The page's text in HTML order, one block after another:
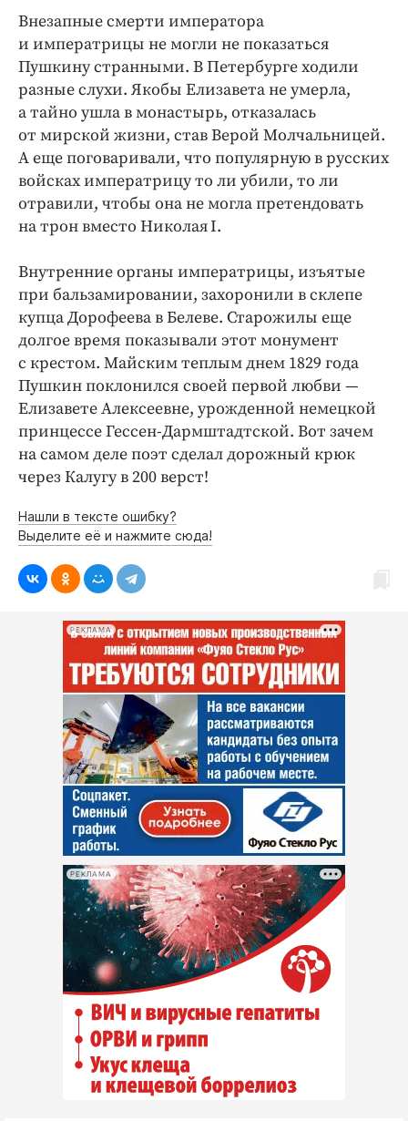
Внезапные смерти императора
и императрицы не могли не показаться
Пушкину странными. В Петербурге ходили
разные слухи. Якобы Елизавета не умерла,
а тайно ушла в монастырь, отказалась
от мирской жизни, став Верой Молчальницей.
А еще поговаривали, что популярную в русских
войсках императрицу то ли убили, то ли
отравили, чтобы она не могла претендовать
на трон вместо Николая I.
Внутренние органы императрицы, изъятые
при бальзамировании, захоронили в склепе
купца Дорофеева в Белеве. Старожилы еще
долгое время показывали этот монумент
с крестом. Майским теплым днем 1829 года
Пушкин поклонился своей первой любви —
Елизавете Алексеевне, урожденной немецкой
принцессе Гессен-Дармштадтской. Вот зачем
на самом деле поэт сделал дорожный крюк
через Калугу в 200 верст!
Нашли в тексте ошибку?
Выделите её и нажмите сюда!
РЕКЛАМА
РЕКЛАМА